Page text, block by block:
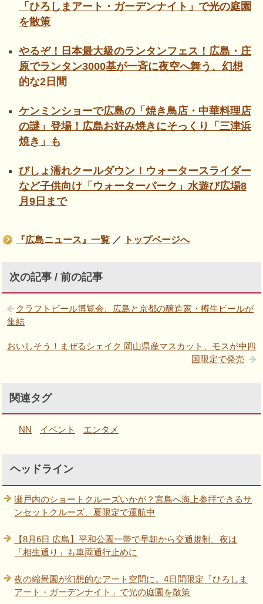
「ひろしまアート・ガーデンナイト」で光の庭園
を散策
やるぞ！日本最大級のランタンフェス！広島・庄
原でランタン3000基が一斉に夜空へ舞う、幻想
的な2日間
ケンミンショーで広島の「焼き鳥店・中華料理店
の謎」登場！広島お好み焼きにそっくり「三津浜
焼き」も
びしょ濡れクールダウン！ウォータースライダー
など子供向け「ウォーターパーク」水遊び広場8
月9日まで
『広島ニュース』一覧 ／ トップページへ
次の記事 / 前の記事
クラフトビール博覧会、広島と京都の醸造家・樽生ビールが
集結
おいしそう！まぜるシェイク 岡山県産マスカット、モスが中四
国限定で発売
関連タグ
NN イベント エンタメ
ヘッドライン
瀬戸内のショートクルーズいかが？宮島へ海上参拝できるサ
ンセットクルーズ、夏限定で運航中
【8月6日 広島】平和公園一帯で早朝から交通規制、夜は
「相生通り」も車両通行止めに
夜の縮景園が幻想的なアート空間に。4日間限定「ひろしま
アート・ガーデンナイト」で光の庭園を散策